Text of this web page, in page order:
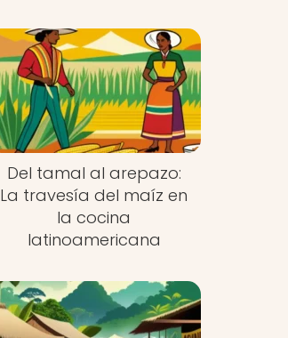
Del tamal al arepazo:
La travesía del maíz en
la cocina
latinoamericana